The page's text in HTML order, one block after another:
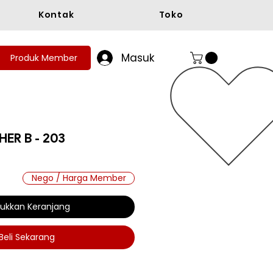
Kontak Toko
Produk Member Masuk
B - 203
Keranjang
Sekarang
Nego / Harga Member